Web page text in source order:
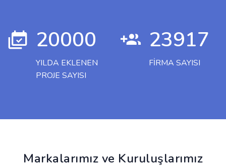
20000
YILDA EKLENEN
PROJE SAYISI
23917
FIRMA SAYISI
Markalarımız ve Kuruluşlarımız